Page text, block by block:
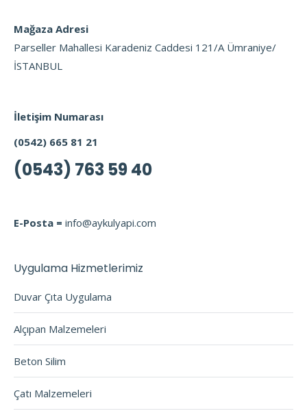
Mağaza Adresi
Parseller Mahallesi Karadeniz Caddesi 121/A Ümraniye/
İSTANBUL
İletişim Numarası
(0542) 665 81 21
(0543) 763 59 40
E-Posta = info@aykulyapi.com
Uygulama Hizmetlerimiz
Duvar Çıta Uygulama
Alçıpan Malzemeleri
Beton Silim
Çatı Malzemeleri